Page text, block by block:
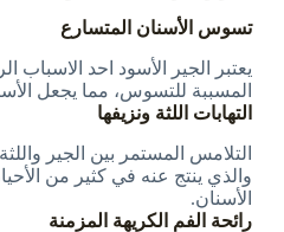
تسوس الأسنان المتسارع
يعتبر الجير الأسود احد الاسباب
المسببة للتسوس، مما يجعل
التهابات اللثة ونزيفها
التلامس المستمر بين الجير
والذي ينتج عنه في كثير من
الأسنان.
رائحة الفم الكريهة المزمنة